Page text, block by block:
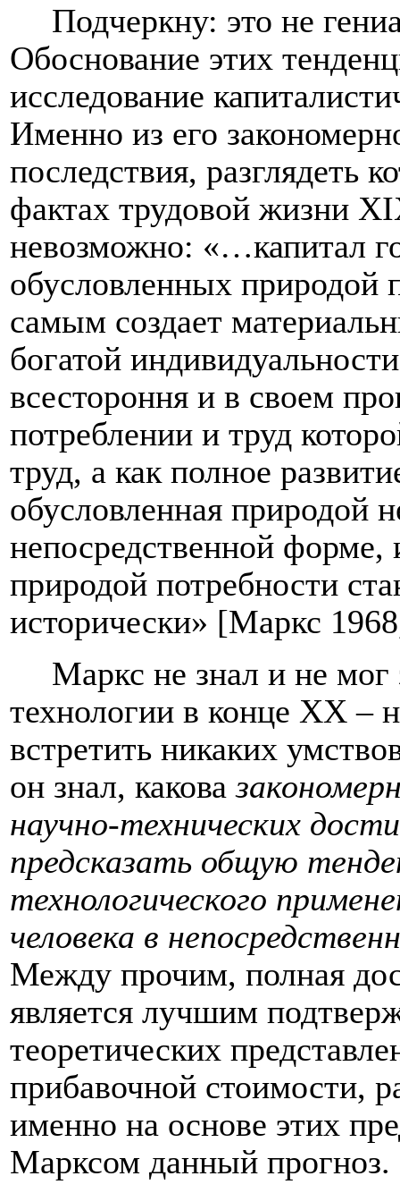
Подчеркну: это не
Обоснование этих
исследование
Именно из его
последствия, разглядеть
фактах трудовой жизни
невозможно: «…капитал
обусловленных природой
самым создает
богатой
всестороння и в своем
потреблении и труд
труд, а как полное
обусловленная природой
непосредственной форме,
природой потребности
исторически» [Маркс
Маркс не знал и не мог
технологии в конце ХХ –
встретить никаких
он знал, какова
научно-технических
предсказать общую
технологического
человека в
Между прочим, полная
является лучшим
теоретических
прибавочной стоимости,
именно на основе этих
Марксом данный прогноз.